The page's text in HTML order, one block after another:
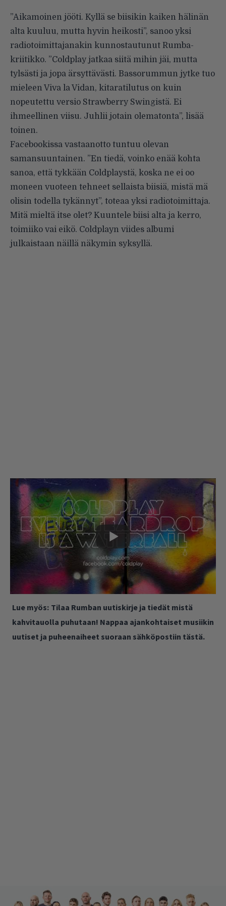
”Aikamoinen jööti. Kyllä se biisikin kaiken hälinän
alta kuuluu, mutta hyvin heikosti”, sanoo yksi
radiotoimittajanakin kunnostautunut Rumba-
kriitikko. ”Coldplay jatkaa siitä mihin jäi, mutta
tylsästi ja jopa ärsyttävästi. Bassorummun jytke tuo
mieleen Viva la Vidan, kitaratilutus on kuin
nopeutettu versio Strawberry Swingistä. Ei
ihmeellinen viisu. Juhlii jotain olematonta”, lisää
toinen.
Facebookissa vastaanotto tuntuu olevan
samansuuntainen. ”En tiedä, voinko enää kohta
sanoa, että tykkään Coldplaystä, koska ne ei oo
moneen vuoteen tehneet sellaista biisiä, mistä mä
olisin todella tykännyt”, toteaa yksi radiotoimittaja.
Mitä mieltä itse olet? Kuuntele biisi alta ja kerro,
toimiiko vai eikö. Coldplayn viides albumi
julkaistaan näillä näkymin syksyllä.
Lue myös: Tilaa Rumban uutiskirje ja tiedät mistä
kahvitauolla puhutaan! Nappaa ajankohtaiset musiikin
uutiset ja puheenaiheet suoraan sähköpostiin tästä.